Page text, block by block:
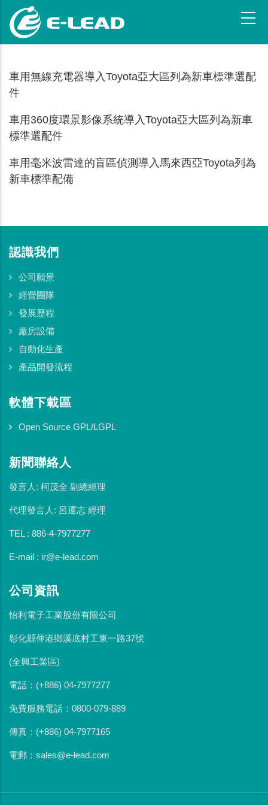
車用無線充電器導入Toyota亞大區列為新車標準選配
件
車用360度環景影像系統導入Toyota亞大區列為新車
標準選配件
車用毫米波雷達的盲區偵測導入馬來西亞Toyota列為
新車標準配備
認識我們
公司願景
經營團隊
發展歷程
廠房設備
自動化生產
產品開發流程
軟體下載區
Open Source GPL/LGPL
新聞聯絡人
發言人: 柯茂全 副總經理
代理發言人: 呂運志 經理
TEL : 886-4-7977277
E-mail : ir@e-lead.com
公司資訊
怡利電子工業股份有限公司
彰化縣伸港鄉溪底村工東一路37號
(全興工業區)
電話：(+886) 04-7977277
免費服務電話：0800-079-889
傳真：(+886) 04-7977165
電郵：sales@e-lead.com